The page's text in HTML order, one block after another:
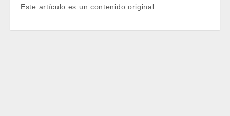
Este artículo es un contenido original …